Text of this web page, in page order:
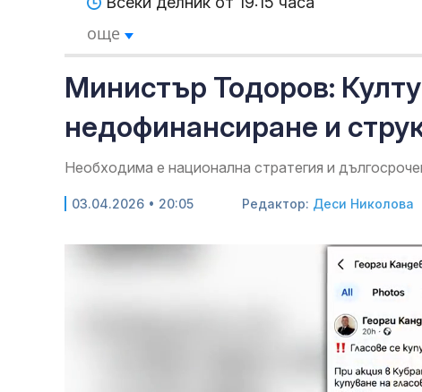
още
Министър Тодоров:
недофинансиране и
Необходима е национална стратегия и
03.04.2026 • 20:05 Редактор: Деси Николова